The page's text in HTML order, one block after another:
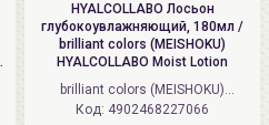
HYALCOLLABO Лосьон
глубокоувлажняющий, 180мл /
brilliant colors (MEISHOKU)
HYALCOLLABO Moist Lotion
brilliant colors (MEISHOKU)
(Япония)
Код: 4902468227066